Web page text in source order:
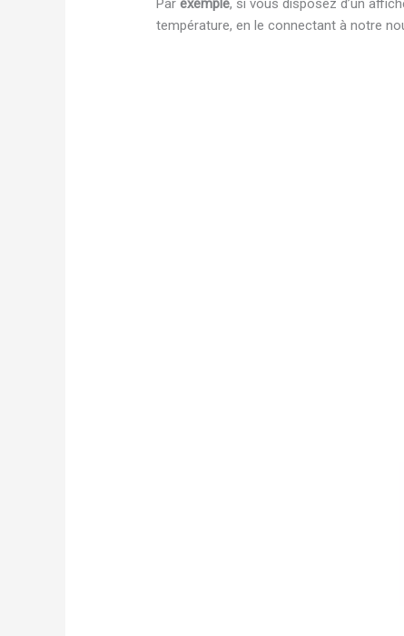
Parexemple, si vous disposez d’un
température, en le connectant à notre